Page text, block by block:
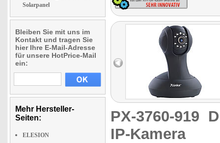
Solarpanel
Bleiben Sie mit uns im
Kontakt und tragen Sie
hier Ihre E-Mail-Adresse
für unsere HotPrice-Mail
ein:
Mehr Hersteller-
Seiten:
ELESION
PX-3760-919
IP-Kamera